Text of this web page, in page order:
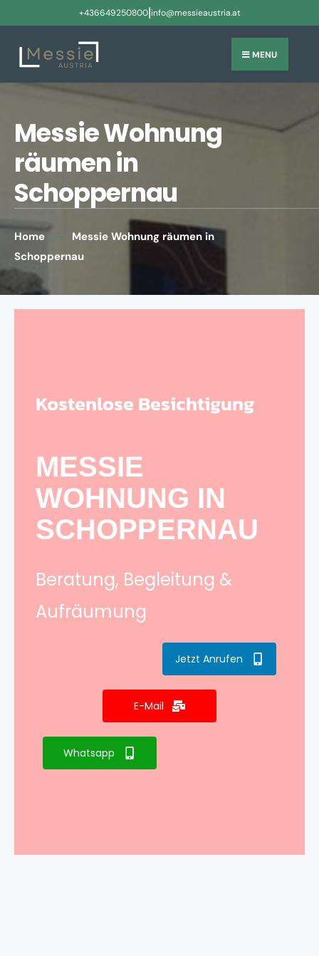
+436649250800|info@messieaustria.at
MENU
Messie Wohnung
räumen in
Schoppernau
Home
Messie Wohnung räumen in
Schoppernau
Kostenlose Besichtigung
MESSIE
WOHNUNG IN
SCHOPPERNAU
Beratung, Begleitung &
Aufräumung
Jetzt Anrufen
E-Mail
Whatsapp